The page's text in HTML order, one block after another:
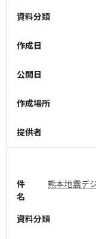
資料分類
作成日
公開日
作成場所
提供者
件
名
熊本地震デ
資料分類